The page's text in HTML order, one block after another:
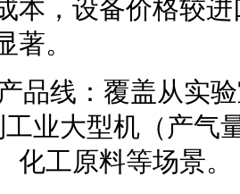
本，设备价格较
著。
品线：覆盖从实
业大型机（产气
化工原料等场景。